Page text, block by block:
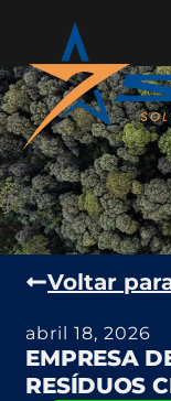
Voltar
abril 18, 2026
EMPRESA
RESÍDUOS